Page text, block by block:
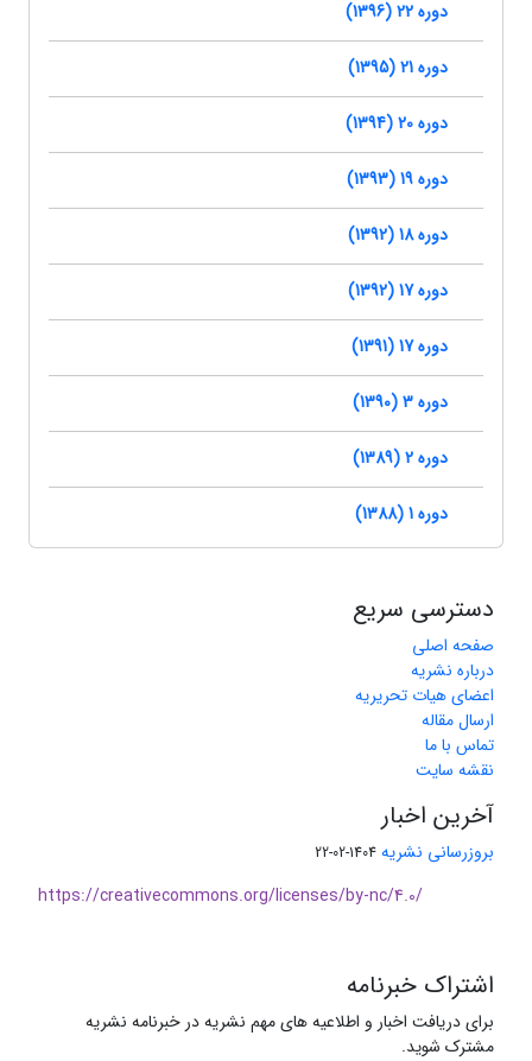
دوره 22 (1396)
دوره 21 (1395)
دوره 20 (1394)
دوره 19 (1393)
دوره 18 (1392)
دوره 17 (1392)
دوره 17 (1391)
دوره 3 (1390)
دوره 2 (1389)
دوره 1 (1388)
دسترسی سریع
صفحه اصلی
درباره نشریه
اعضای هیات تحریریه
ارسال مقاله
تماس با ما
نقشه سایت
آخرین اخبار
بروزرسانی نشریه 1404-02-22
https://creativecommons.org/licenses/by-nc/4.0/
اشتراک خبرنامه
برای دریافت اخبار و اطلاعیه های مهم نشریه در خبرنامه نشریه
مشترک شوید.